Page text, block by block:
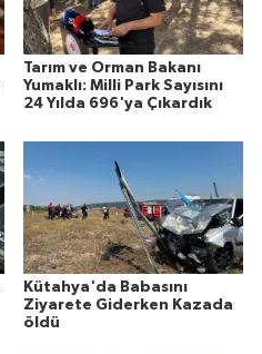
Tarım ve Orman Bakanı
Yumaklı: Milli Park Sayısını
24 Yılda 696'ya Çıkardık
Kütahya'da Babasını
Ziyarete Giderken Kazada
öldü